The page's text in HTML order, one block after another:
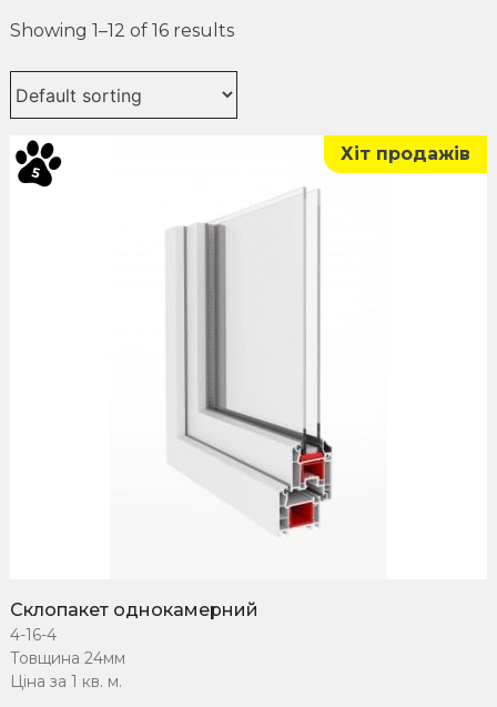
Showing 1–12 of 16 results
Хіт продажів
5
Склопакет однокамерний
4-16-4
Товщина 24мм
Ціна за 1 кв. м.